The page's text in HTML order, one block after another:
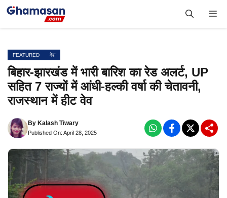
Skip
FEATURED देश
बिहार-झारखंड में भारी बारिश का रेड अलर्ट, UP
सहित 7 राज्यों में आंधी-हल्की वर्षा की चेतावनी,
राजस्थान में हीट वेव
By Kalash Tiwary
Published On: April 28, 2025